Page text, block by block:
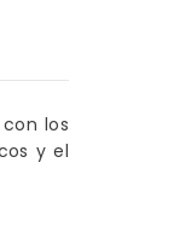
los
y el